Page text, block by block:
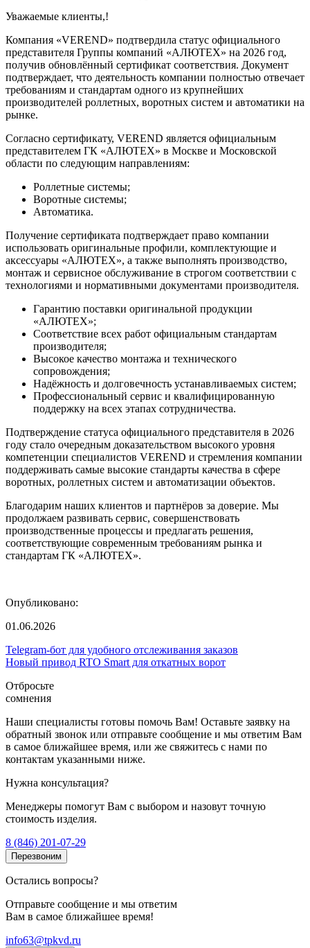
Уважаемые клиенты,!
Компания «VEREND» подтвердила статус официального
представителя Группы компаний «АЛЮТЕХ» на 2026 год,
получив обновлённый сертификат соответствия. Документ
подтверждает, что деятельность компании полностью отвечает
требованиям и стандартам одного из крупнейших
производителей роллетных, воротных систем и автоматики на
рынке.
Согласно сертификату, VEREND является официальным
представителем ГК «АЛЮТЕХ» в Москве и Московской
области по следующим направлениям:
Роллетные системы;
Воротные системы;
Автоматика.
Получение сертификата подтверждает право компании
использовать оригинальные профили, комплектующие и
аксессуары «АЛЮТЕХ», а также выполнять производство,
монтаж и сервисное обслуживание в строгом соответствии с
технологиями и нормативными документами производителя.
Гарантию поставки оригинальной продукции
«АЛЮТЕХ»;
Соответствие всех работ официальным стандартам
производителя;
Высокое качество монтажа и технического
сопровождения;
Надёжность и долговечность устанавливаемых систем;
Профессиональный сервис и квалифицированную
поддержку на всех этапах сотрудничества.
Подтверждение статуса официального представителя в 2026
году стало очередным доказательством высокого уровня
компетенции специалистов VEREND и стремления компании
поддерживать самые высокие стандарты качества в сфере
воротных, роллетных систем и автоматизации объектов.
Благодарим наших клиентов и партнёров за доверие. Мы
продолжаем развивать сервис, совершенствовать
производственные процессы и предлагать решения,
соответствующие современным требованиям рынка и
стандартам ГК «АЛЮТЕХ».
Опубликовано:
01.06.2026
Telegram-бот для удобного отслеживания заказов
Новый привод RTO Smart для откатных ворот
Отбросьте
сомнения
Наши специалисты готовы помочь Вам! Оставьте заявку на
обратный звонок или отправьте сообщение и мы ответим Вам
в самое ближайшее время, или же свяжитесь с нами по
контактам указанными ниже.
Нужна консультация?
Менеджеры помогут Вам с выбором и назовут точную
стоимость изделия.
8 (846) 201-07-29
Перезвоним
Остались вопросы?
Отправьте сообщение и мы ответим
Вам в самое ближайшее время!
info63@tpkvd.ru